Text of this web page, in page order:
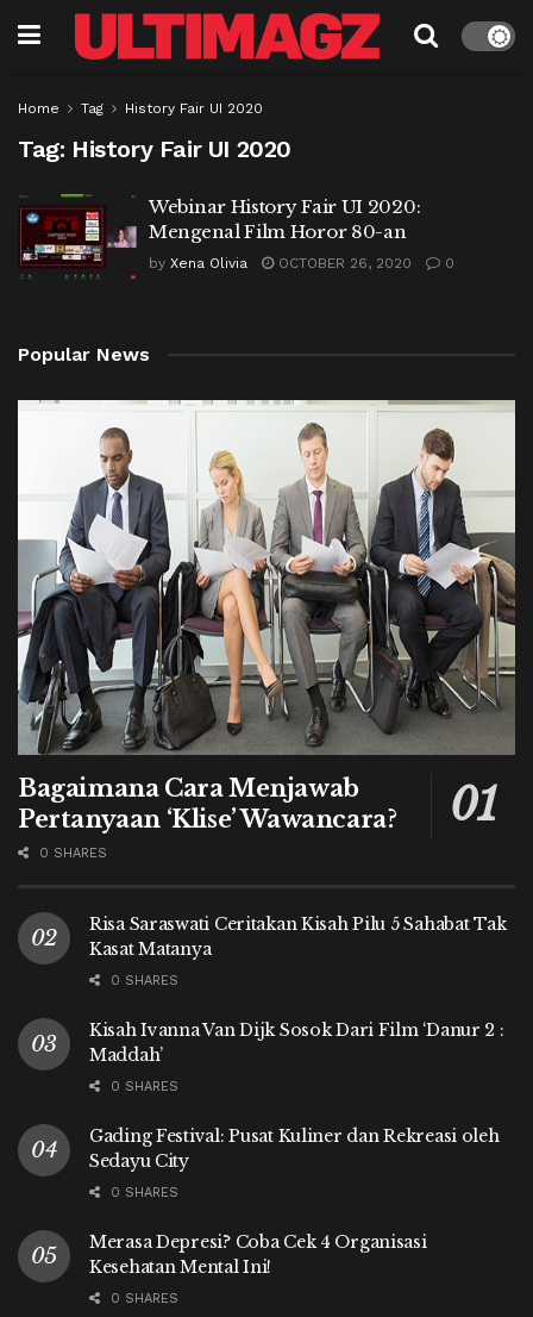
Home Tag History Fair UI 2020
Tag: History Fair UI 2020
Webinar History Fair UI 2020:
Mengenal Film Horor 80-an
by Xena Olivia OCTOBER 26, 2020 0
Popular News
Bagaimana Cara Menjawab
Pertanyaan ‘Klise’ Wawancara?
0 SHARES
Risa Saraswati Ceritakan Kisah Pilu 5 Sahabat Tak
Kasat Matanya
0 SHARES
Kisah Ivanna Van Dijk Sosok Dari Film ‘Danur 2 :
Maddah’
0 SHARES
Gading Festival: Pusat Kuliner dan Rekreasi oleh
Sedayu City
0 SHARES
Merasa Depresi? Coba Cek 4 Organisasi
Kesehatan Mental Ini!
0 SHARES